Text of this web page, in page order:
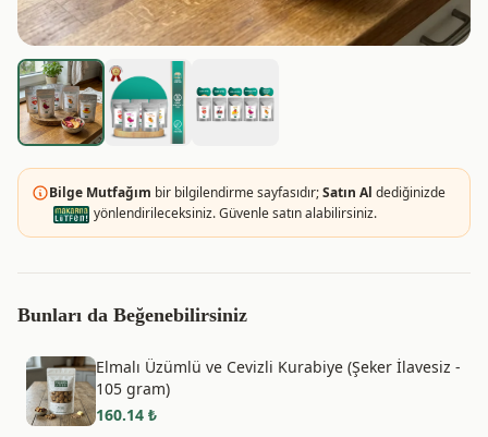
Bilge Mutfağım bir bilgilendirme sayfasıdır;Satın Al dediğinizde
yönlendirileceksiniz. Güvenle satın alabilirsiniz.
Bunları da Beğenebilirsiniz
Elmalı Üzümlü ve Cevizli Kurabiye (Şeker İlavesiz -
105 gram)
160.14 ₺